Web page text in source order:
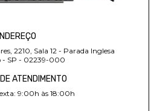
2210, Sala 12 - Parada Inglesa
- SP - 02239-000
ATENDIMENTO
9:00h às 18:00h